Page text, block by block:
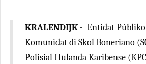
KRALENDIJK - Entidat
Komunidat di Skol Boneriano
Polisial Hulanda Karibense